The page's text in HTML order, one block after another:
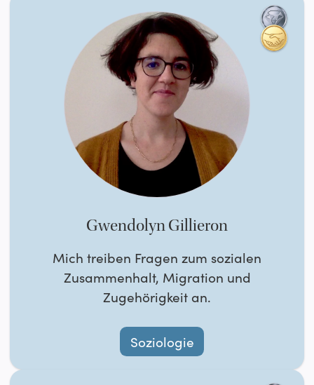
Gwendolyn Gillieron
Mich treiben Fragen zum sozialen
Zusammenhalt, Migration und
Zugehörigkeit an.
Soziologie